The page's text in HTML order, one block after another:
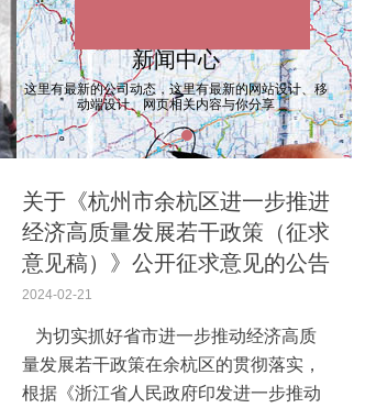
Keep improving, casting quality
新闻中心
这里有最新的公司动态，这里有最新的网站设计、移
动端设计、网页相关内容与你分享
关于《杭州市余杭区进一步推进
经济高质量发展若干政策（征求
意见稿）》公开征求意见的公告
为切实抓好省市进一步推动经济高质
量发展若干政策在余杭区的贯彻落实，
根据《浙江省人民政府印发进一步推动
2024-02-21